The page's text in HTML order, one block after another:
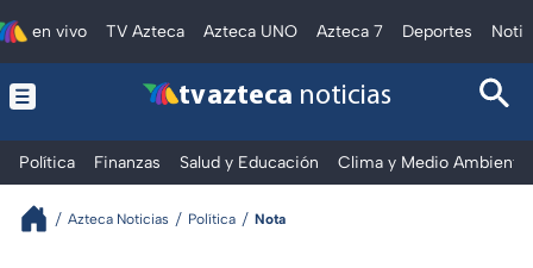
en vivo TV Azteca Azteca UNO Azteca 7 Deportes
tv azteca noticias
Política Finanzas Salud y Educación Clima y Medio Ambiente
Azteca Noticias Política Nota